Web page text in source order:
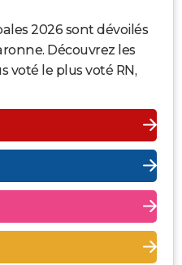
2026 sont dévoilés
Découvrez les
voté le plus voté RN,